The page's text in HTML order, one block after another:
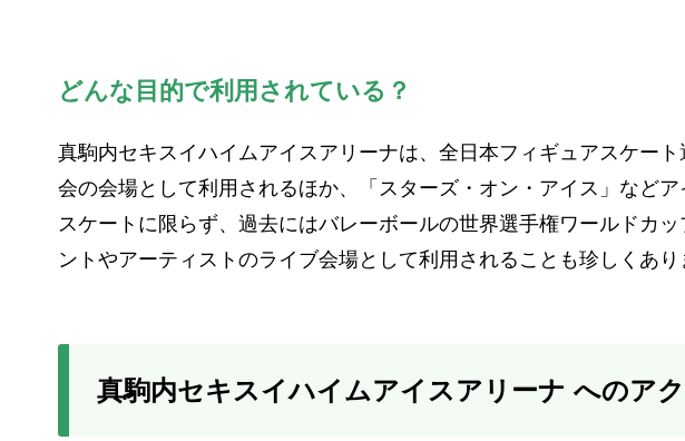
どんな目的で利用されている？
真駒内セキスイハイムアイスアリーナは、全日本フィギュアスケー
会の会場として利用されるほか、「スターズ・オン・アイス」などア
スケートに限らず、過去にはバレーボールの世界選手権ワールドカ
ントやアーティストのライブ会場として利用されることも珍しくあり
真駒内セキスイハイムアイスアリーナ へのア